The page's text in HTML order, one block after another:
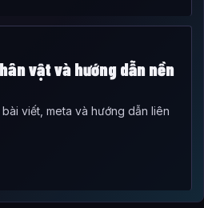
vật và hướng dẫn nền
viết, meta và hướng dẫn liên